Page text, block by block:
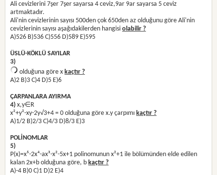
Ali cevizlerini 7şer 7şer sayarsa 4 ceviz,9ar 9ar sayarsa 5 ceviz
artmaktadır.
Ali'nin cevizlerinin sayısı 500den çok 650den az olduğunu göre Ali'nin
cevizlerinin sayısı aşağıdakilerden hangisiolabilir ?
A)526 B)536 C)556 D)589 E)595
ÜSLÜ-KÖKLÜ SAYILAR
3)
olduğuna göre xkaçtır ?
A)2 B)3 C)4 D)5 E)6
ÇARPANLARA AYIRMA
4) x,y∈R
x²+y²-xy-2y√3+4 = 0 olduğuna göre x.y çarpımıkaçtır ?
A)1/2 B)2/3 C)4/3 D)8/3 E)3
POLİNOMLAR
5)
P(x)=x⁵-2x⁴-ax³-x²-5x+1 polinomunun x²+1 ile bölümünden elde edilen
kalan 2x+b olduğuna göre, bkaçtır ?
A)-4 B)0 C)1 D)2 E)4